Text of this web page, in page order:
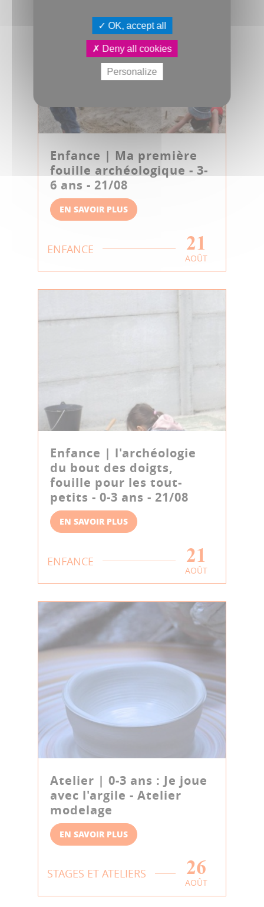
Enfance | Ma première
fouille archéologique - 3-
6 ans - 21/08
EN SAVOIR PLUS
ENFANCE 21
AOÛT
Enfance | l'archéologie
du bout des doigts,
fouille pour les tout-
petits - 0-3 ans - 21/08
EN SAVOIR PLUS
ENFANCE 21
AOÛT
Atelier | 0-3 ans : Je joue
avec l'argile - Atelier
modelage
EN SAVOIR PLUS
STAGES ET ATELIERS 26
AOÛT
OK, accept all
Deny all cookies
Personalize